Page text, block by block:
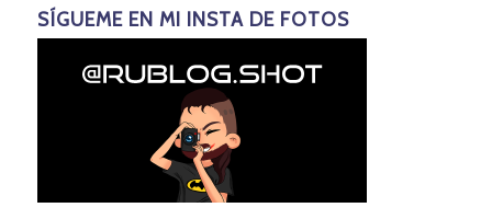
SÍGUEME EN MI INSTA DE FOTOS